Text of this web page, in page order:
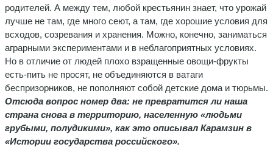
родителей. А между тем, любой крестьянин знает, что урожай
лучше не там, где много сеют, а там, где хорошие условия для
всходов, созревания и хранения. Можно, конечно, заниматься
аграрными экспериментами и в неблагоприятных условиях.
Но в отличие от людей плохо взращенные овощи-фрукты
есть-пить не просят, не объединяются в ватаги
беспризорников, не пополняют собой детские дома и тюрьмы.
Отсюда вопрос номер два: не превратится ли наша
страна снова в территорию, населенную «людьми
грубыми, полудикими», как это описывал Карамзин в
«Истории государства российского».